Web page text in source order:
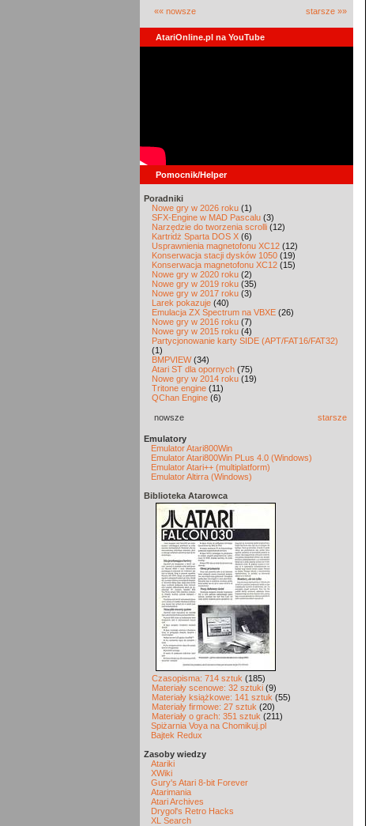
«« nowsze starsze »»
AtariOnline.pl na YouTube
Pomocnik/Helper
Poradniki
Nowe gry w 2026 roku (1)
SFX-Engine w MAD Pascalu (3)
Narzędzie do tworzenia scrolli (12)
Kartridż Sparta DOS X (6)
Usprawnienia magnetofonu XC12 (12)
Konserwacja stacji dysków 1050 (19)
Konserwacja magnetofonu XC12 (15)
Nowe gry w 2020 roku (2)
Nowe gry w 2019 roku (35)
Nowe gry w 2017 roku (3)
Larek pokazuje (40)
Emulacja ZX Spectrum na VBXE (26)
Nowe gry w 2016 roku (7)
Nowe gry w 2015 roku (4)
Partycjonowanie karty SIDE (APT/FAT16/FAT32)
(1)
BMPVIEW(34)
Atari ST dla opornych (75)
Nowe gry w 2014 roku (19)
Tritone engine (11)
QChan Engine (6)
nowsze starsze
Emulatory
Emulator Atari800Win
Emulator Atari800Win PLus 4.0 (Windows)
Emulator Atari++ (multiplatform)
Emulator Altirra (Windows)
Biblioteka Atarowca
Czasopisma: 714 sztuk (185)
Materiały scenowe: 32 sztuki (9)
Materiały książkowe: 141 sztuk (55)
Materiały firmowe: 27 sztuk (20)
Materiały o grach: 351 sztuk (211)
Spiżarnia Voya na Chomikuj.pl
Bajtek Redux
Zasoby wiedzy
Atariki
XWiki
Gury's Atari 8-bit Forever
Atarimania
Atari Archives
Drygol's Retro Hacks
XL Search